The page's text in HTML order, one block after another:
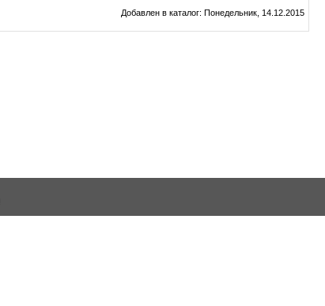
Добавлен в каталог: Понедельник, 14.12.2015